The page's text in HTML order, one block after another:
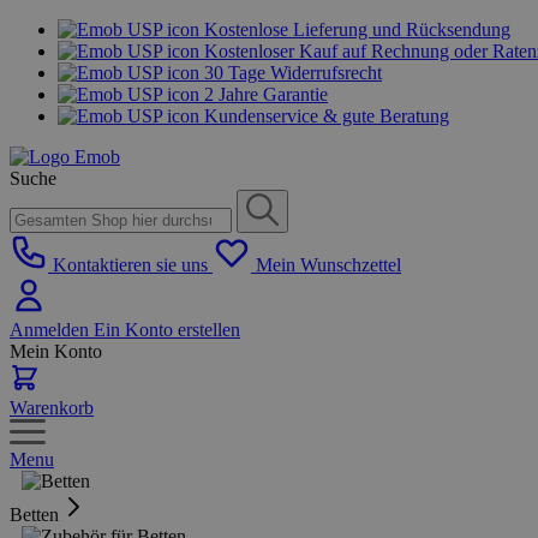
Kostenlose Lieferung und Rücksendung
Kostenloser Kauf auf Rechnung oder
30 Tage Widerrufsrecht
2 Jahre Garantie
Kundenservice & gute Beratung
Suche
Kontaktieren sie uns Mein Wunschzettel
Anmelden Ein Konto erstellen
Mein Konto
Warenkorb
Menu
Betten